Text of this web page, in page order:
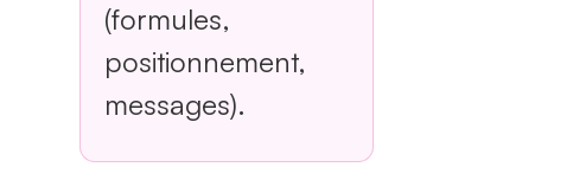
(formules,
positionnement,
messages).